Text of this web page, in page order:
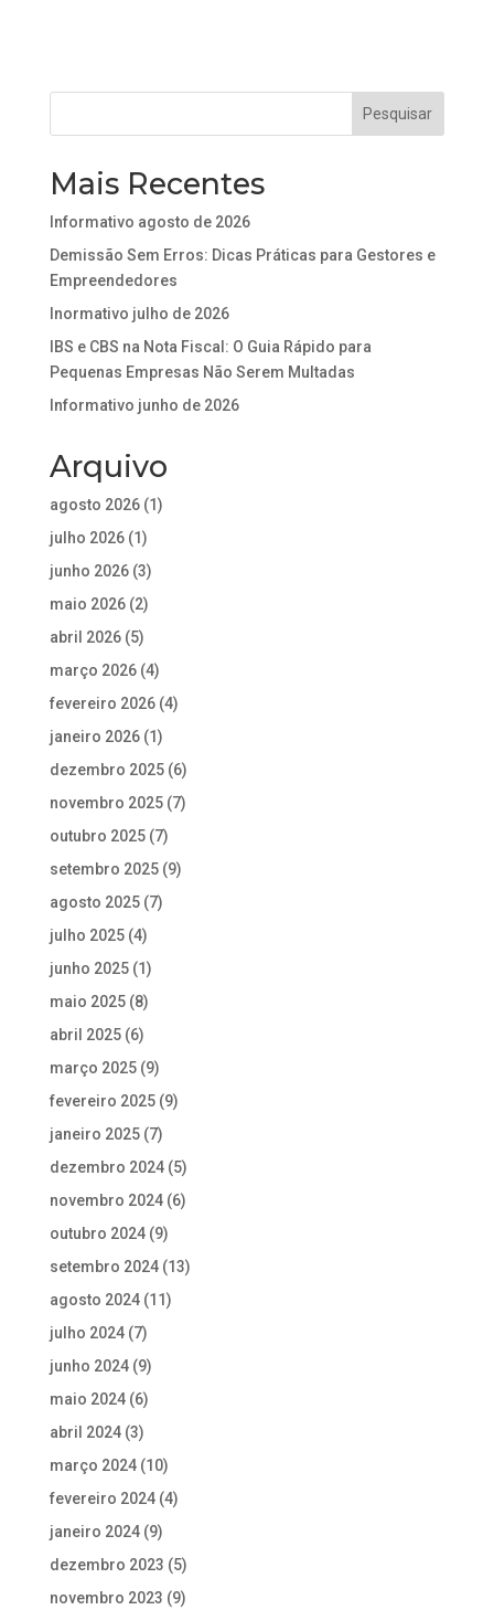
Mais Recentes
Informativo agosto de 2026
Demissão Sem Erros: Dicas Práticas para Gestores e
Empreendedores
Inormativo julho de 2026
IBS e CBS na Nota Fiscal: O Guia Rápido para
Pequenas Empresas Não Serem Multadas
Informativo junho de 2026
Arquivo
agosto 2026(1)
julho 2026(1)
junho 2026(3)
maio 2026(2)
abril 2026(5)
março 2026(4)
fevereiro 2026(4)
janeiro 2026(1)
dezembro 2025(6)
novembro 2025(7)
outubro 2025(7)
setembro 2025(9)
agosto 2025(7)
julho 2025(4)
junho 2025(1)
maio 2025(8)
abril 2025(6)
março 2025(9)
fevereiro 2025(9)
janeiro 2025(7)
dezembro 2024(5)
novembro 2024(6)
outubro 2024(9)
setembro 2024(13)
agosto 2024(11)
julho 2024(7)
junho 2024(9)
maio 2024(6)
abril 2024(3)
março 2024(10)
fevereiro 2024(4)
janeiro 2024(9)
dezembro 2023 (5)
novembro 2023 (9)